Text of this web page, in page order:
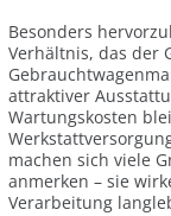
Besonders
Verhältnis, das der
attraktiver
Wartungskosten
machen sich viele
anmerken – sie
Verarbeitung